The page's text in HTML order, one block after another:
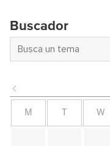
Buscador
M W